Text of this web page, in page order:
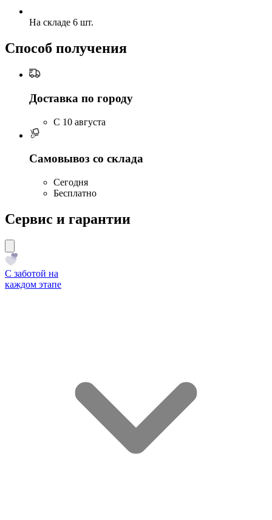
На складе 6 шт.
Способ получения
Доставка по городу
C 10 августа
Самовывоз со склада
Сегодня
Бесплатно
Сервис и гарантии
С заботой на
каждом этапе